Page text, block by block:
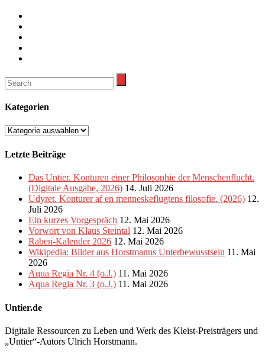
Kategorien
Kategorien
Letzte Beiträge
Das Untier. Konturen einer Philosophie der Menschenflucht.
(Digitale Ausgabe, 2026) 14. Juli 2026
Udyret. Konturer af en menneskeflugtens filosofie. (2026) 12.
Juli 2026
Ein kurzes Vorgespräch 12. Mai 2026
Vorwort von Klaus Steintal 12. Mai 2026
Raben-Kalender 2026 12. Mai 2026
Wikipedia: Bilder aus Horstmanns Unterbewusstsein 11. Mai
2026
Aqua Regia Nr. 4 (o.J.) 11. Mai 2026
Aqua Regia Nr. 3 (o.J.) 11. Mai 2026
Untier.de
Digitale Ressourcen zu Leben und Werk des Kleist-Preisträgers und
„Untier“-Autors Ulrich Horstmann.